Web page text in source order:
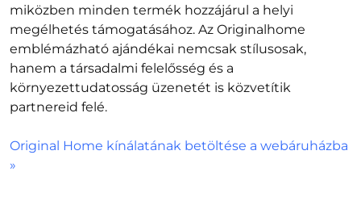
miközben minden termék hozzájárul a helyi
megélhetés támogatásához. Az Originalhome
emblémázható ajándékai nemcsak stílusosak,
hanem a társadalmi felelősség és a
környezettudatosság üzenetét is közvetítik
partnereid felé.
Original Home kínálatának betöltése a webáruházba
»